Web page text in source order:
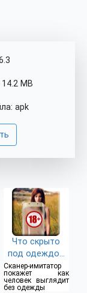
MB
apk
Что скрыто
под одеждой
(18+)
Сканер-имитатор
покажет как
человек выглядит
без одежды